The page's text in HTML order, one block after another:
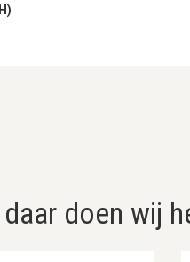
doen wij